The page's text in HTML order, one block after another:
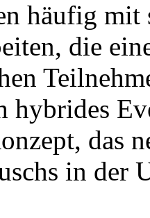
häufig mit
die
hybrides
das
in der